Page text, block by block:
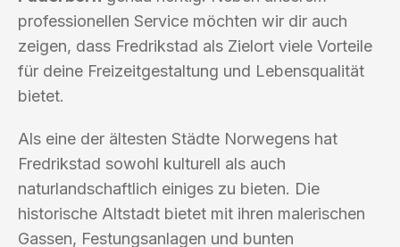
professionellen Service möchten wir dir auch
zeigen, dass Fredrikstad als Zielort viele Vorteile
für deine Freizeitgestaltung und Lebensqualität
bietet.
Als eine der ältesten Städte Norwegens hat
Fredrikstad sowohl kulturell als auch
naturlandschaftlich einiges zu bieten. Die
historische Altstadt bietet mit ihren malerischen
Gassen, Festungsanlagen und bunten